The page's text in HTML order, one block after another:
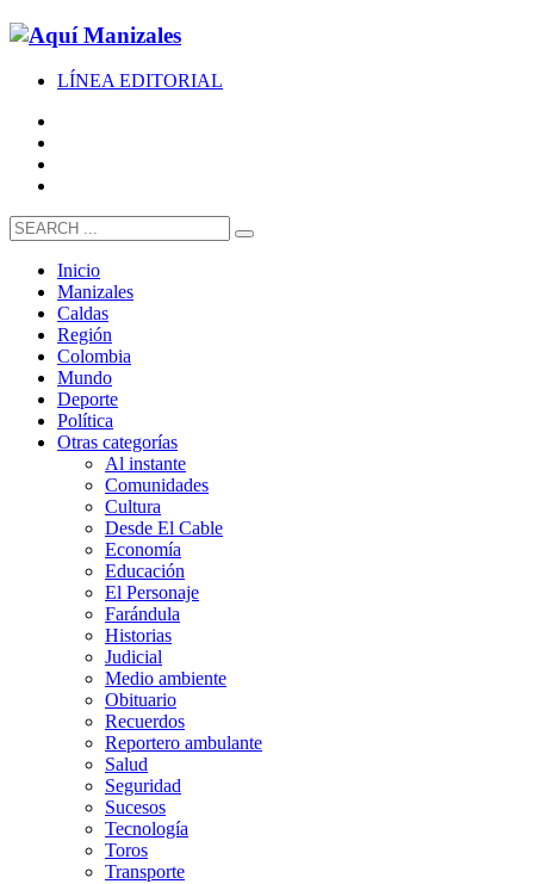
LÍNEA EDITORIAL
Inicio
Manizales
Caldas
Región
Colombia
Mundo
Deporte
Política
Otras categorías
Al instante
Comunidades
Cultura
Desde El Cable
Economía
Educación
El Personaje
Farándula
Historias
Judicial
Medio ambiente
Obituario
Recuerdos
Reportero ambulante
Salud
Seguridad
Sucesos
Tecnología
Toros
Transporte